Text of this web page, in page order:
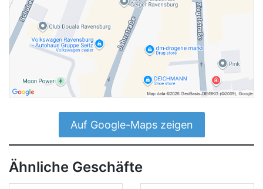
Auf Google-Maps zeigen
Ähnliche Geschäfte